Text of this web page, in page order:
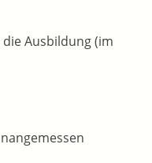
Ausbildung (im